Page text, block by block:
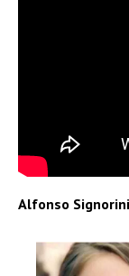
Alfonso Signorini